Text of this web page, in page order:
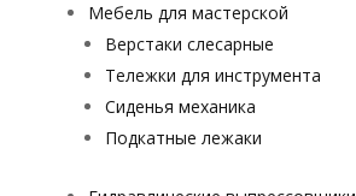
Мебель для мастерской
Верстаки слесарные
Тележки для инструмента
Сиденья механика
Подкатные лежаки